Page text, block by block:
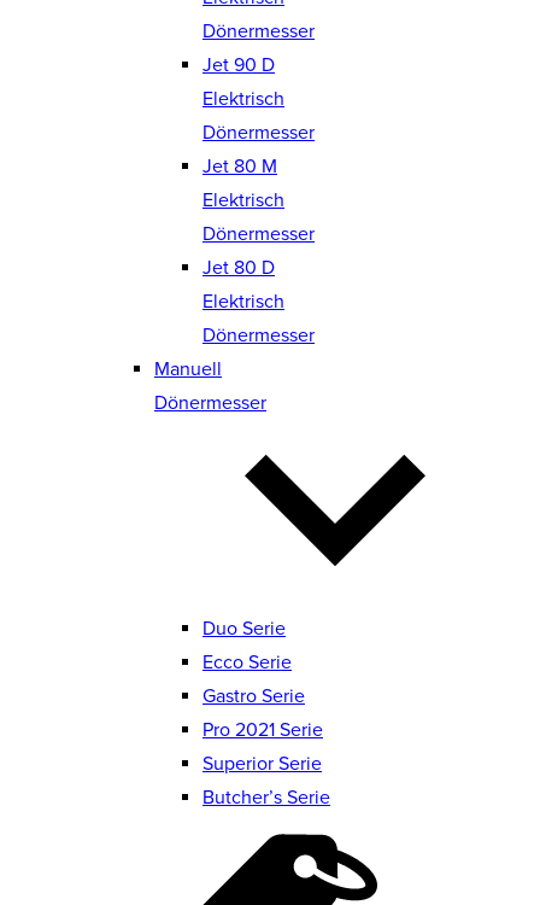
Dönermesser
Jet 90 D
Elektrisch
Dönermesser
Jet 80 M
Elektrisch
Dönermesser
Jet 80 D
Elektrisch
Dönermesser
Manuell
Dönermesser
Duo Serie
Ecco Serie
Gastro Serie
Pro 2021 Serie
Superior Serie
Butcher’s Serie